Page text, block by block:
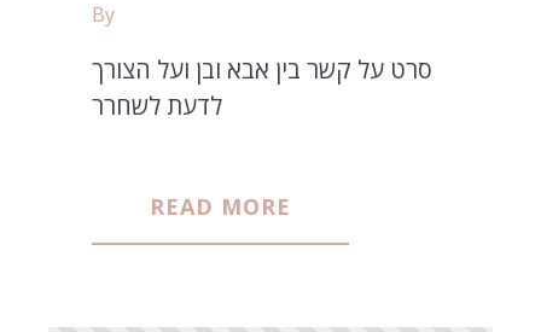
By
סרט על קשר בין אבא ובן ועל הצורך
לדעת לשחרר
READ MORE